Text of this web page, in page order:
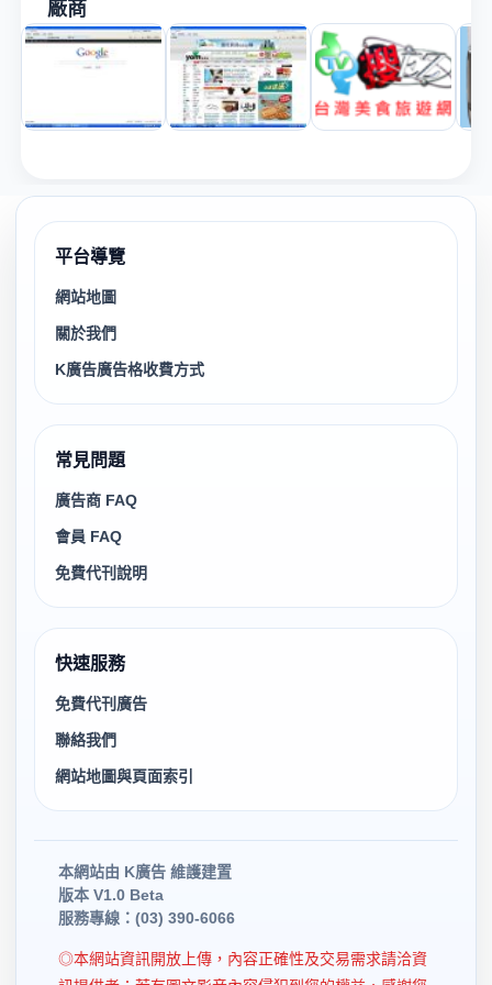
廠商
平台導覽
網站地圖
關於我們
K廣告廣告格收費方式
常見問題
廣告商 FAQ
會員 FAQ
免費代刊說明
快速服務
免費代刊廣告
聯絡我們
網站地圖與頁面索引
本網站由 K廣告 維護建置
版本 V1.0 Beta
服務專線：(03) 390-6066
◎本網站資訊開放上傳，內容正確性及交易需求請洽資